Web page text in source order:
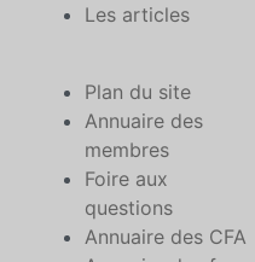
Les articles
Plan du site
Annuaire des
membres
Foire aux
questions
Annuaire des CFA